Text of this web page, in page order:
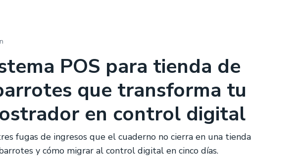
POS para tienda de
que transforma tu
en control digital
fugas de ingresos que el cuaderno no cierra en una tienda
y cómo migrar al control digital en cinco días.